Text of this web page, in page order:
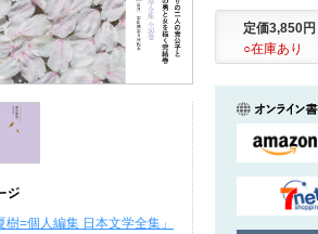
定価3,850円
○在庫あり
樹=個人編集 日本文学全集」